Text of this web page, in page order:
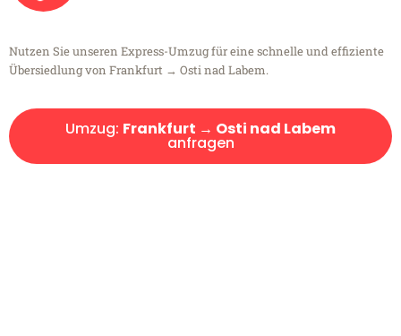
Nutzen Sie unseren Express-Umzug für eine schnelle und effiziente
Übersiedlung von Frankfurt → Osti nad Labem.
Umzug: Frankfurt → Osti nad Labem
anfragen